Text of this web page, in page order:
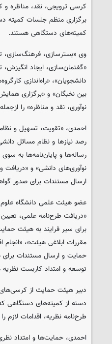
کرسی ترویجی، نقد، مناظره و
برگزاری منظم جلسات کمیته
کمیته‌های دستگاهی هستند.
وی «بسترسازی، فرهنگ‌سازی،
«گفتمان‌سازی، ایجاد
دانشجویان»، «راه‌اندازی
بین نخبگان» و «برگزاری
نوآوری، نقد و مناظره» را
احمدی، «تقویت، تسهیل و
رصد نیازها و نظام مسائل
رساله‌ها و پایان‌نامه‌ها به
نوآوری‌های دانشی» و
ارسال مستندات برای صدور
عضو هیئت علمی دانشگاه
«دریافت طرح‌نامه علمی،
برای سیر فرایند به هیئت
مقررات ابلاغی هیئت»، «انجام
حمایت و ارسال مستندات برای
توسعه و امتداد کاربست
دبیر هیئت حمایت از کرسی‌های
دسته از کمیته‌های دستگاهی
طرح‌نامه نظریه، اقدامات لازم
احمدی، حمایت‌ها و امتداد